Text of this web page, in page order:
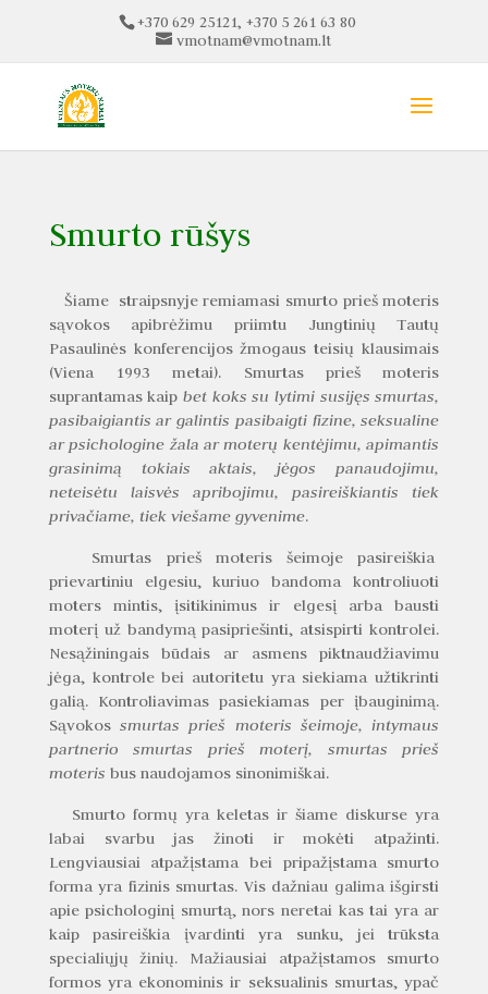
+370 629 25121, +370 5 261 63 80
vmotnam@vmotnam.lt
Smurto rūšys
Šiame straipsnyje remiamasi smurto prieš moteris
sąvokos apibrėžimu priimtu Jungtinių Tautų
Pasaulinės konferencijos žmogaus teisių klausimais
(Viena 1993 metai). Smurtas prieš moteris
suprantamas kaipbet koks su lytimi susijęs smurtas,
pasibaigiantis ar galintis pasibaigti fizine, seksualine
ar psichologine žala ar moterų kentėjimu, apimantis
grasinimą tokiais aktais, jėgos panaudojimu,
neteisėtu laisvės apribojimu, pasireiškiantis tiek
privačiame, tiek viešame gyvenime.
Smurtas prieš moteris šeimoje pasireiškia
prievartiniu elgesiu, kuriuo bandoma kontroliuoti
moters mintis, įsitikinimus ir elgesį arba bausti
moterį už bandymą pasipriešinti, atsispirti kontrolei.
Nesąžiningais būdais ar asmens piktnaudžiavimu
jėga, kontrole bei autoritetu yra siekiama užtikrinti
galią. Kontroliavimas pasiekiamas per įbauginimą.
Sąvokossmurtas prieš moteris šeimoje, intymaus
partnerio smurtas prieš moterį, smurtas prieš
moteris bus naudojamos sinonimiškai.
Smurto formų yra keletas ir šiame diskurse yra
labai svarbu jas žinoti ir mokėti atpažinti.
Lengviausiai atpažįstama bei pripažįstama smurto
forma yra fizinis smurtas. Vis dažniau galima išgirsti
apie psichologinį smurtą, nors neretai kas tai yra ar
kaip pasireiškia įvardinti yra sunku, jei trūksta
specialiųjų žinių. Mažiausiai atpažįstamos smurto
formos yra ekonominis ir seksualinis smurtas, ypač